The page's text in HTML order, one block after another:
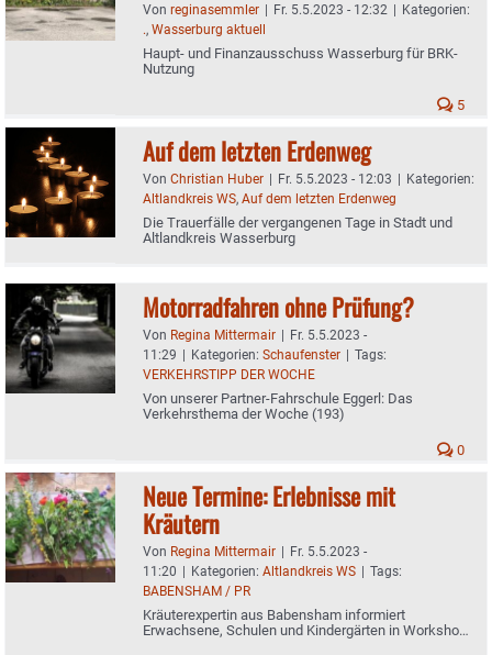
Von reginasemmler | Fr. 5.5.2023 - 12:32 | Kategorien:
., Wasserburg aktuell
Haupt- und Finanzausschuss Wasserburg für BRK-
Nutzung
5
Auf dem letzten Erdenweg
Von Christian Huber | Fr. 5.5.2023 - 12:03 | Kategorien:
Altlandkreis WS, Auf dem letzten Erdenweg
Die Trauerfälle der vergangenen Tage in Stadt und
Altlandkreis Wasserburg
Motorradfahren ohne Prüfung?
Von Regina Mittermair | Fr. 5.5.2023 -
11:29 | Kategorien: Schaufenster | Tags:
VERKEHRSTIPP DER WOCHE
Von unserer Partner-Fahrschule Eggerl: Das
Verkehrsthema der Woche (193)
0
Neue Termine: Erlebnisse mit
Kräutern
Von Regina Mittermair | Fr. 5.5.2023 -
11:20 | Kategorien: Altlandkreis WS | Tags:
BABENSHAM / PR
Kräuterexpertin aus Babensham informiert
Erwachsene, Schulen und Kindergärten in Workshops